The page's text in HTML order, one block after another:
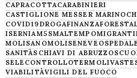
CAPRACOTTACARABINIERI
CASTIGLIONE MESSER MARINO
COVID19DROGAFINANZA
ISERNIAM5SMALTEMPOMIGRANTI
MOLISANOMOLISENEVE
SANITÀSCHIAVI DI ABRUZZO
SELECONTROLLOTERMOLI
VIABILITÀVIGILI DEL FUOCO